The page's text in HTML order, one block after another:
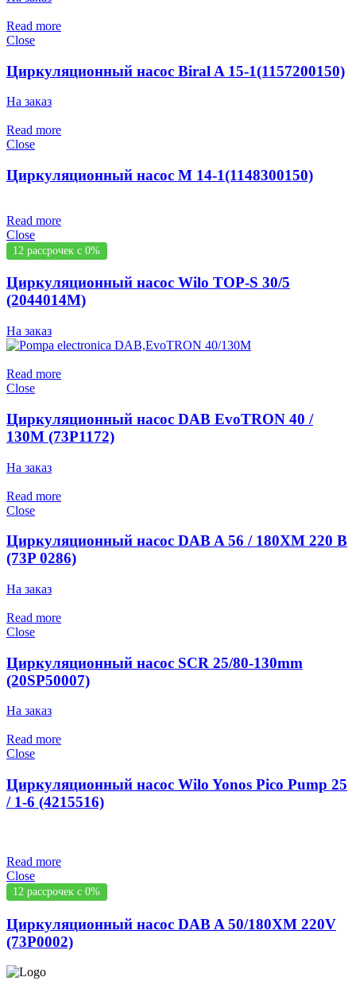
Read more
Close
Циркуляционный насос Biral A 15-1(1157200150)
На заказ
Read more
Close
Циркуляционный насос M 14-1(1148300150)
Read more
Close
12 рассрочек с 0%
Циркуляционный насос Wilo TOP-S 30/5
(2044014M)
На заказ
Read more
Close
Циркуляционный насос DAB EvoTRON 40 /
130M (73P1172)
На заказ
Read more
Close
Циркуляционный насос DAB A 56 / 180XM 220 В
(73P 0286)
На заказ
Read more
Close
Циркуляционный насос SCR 25/80-130mm
(20SP50007)
На заказ
Read more
Close
Циркуляционный насос Wilo Yonos Pico Pump 25
/ 1-6 (4215516)
Read more
Close
12 рассрочек с 0%
Циркуляционный насос DAB A 50/180XM 220V
(73P0002)